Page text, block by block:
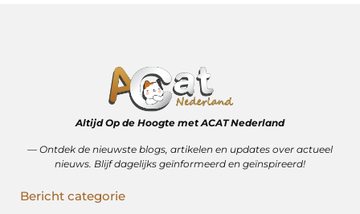
Altijd Op de Hoogte met ACAT Nederland
–– Ontdek de nieuwste blogs, artikelen en updates over actueel
nieuws. Blijf dagelijks geïnformeerd en geïnspireerd!
Bericht categorie